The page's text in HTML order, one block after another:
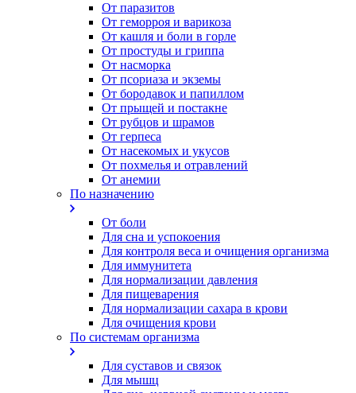
От паразитов
Oт геморроя и варикоза
От кашля и боли в горле
От простуды и гриппа
От насморка
Oт псориаза и экземы
От бородавок и папиллом
От прыщей и постакне
От рубцов и шрамов
От герпеса
От насекомых и укусов
От похмелья и отравлений
От анемии
По назначению
От боли
Для сна и успокоения
Для контроля веса и очищения организма
Для иммунитета
Для нормализации давления
Для пищеварения
Для нормализации сахара в крови
Для очищения крови
По системам организма
Для суставов и связок
Для мышц